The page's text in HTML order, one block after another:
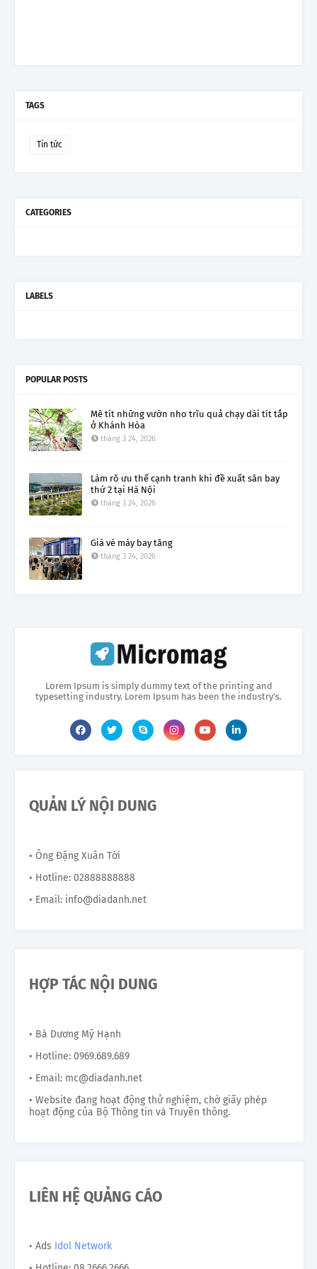
TAGS
Tin tức
CATEGORIES
LABELS
POPULAR POSTS
Mê tít những vườn nho trĩu quả chạy dài tít tắp
ở Khánh Hòa
tháng 3 24, 2026
Làm rõ ưu thế cạnh tranh khi đề xuất sân bay
thứ 2 tại Hà Nội
tháng 3 24, 2026
Giá vé máy bay tăng
tháng 3 24, 2026
Lorem Ipsum is simply dummy text of the printing and
typesetting industry. Lorem Ipsum has been the industry's.
QUẢN LÝ NỘI DUNG
• Ông Đặng Xuân Tới
• Hotline: 02888888888
• Email: info@diadanh.net
HỢP TÁC NỘI DUNG
• Bà Dương Mỹ Hạnh
• Hotline: 0969.689.689
• Email: mc@diadanh.net
• Website đang hoạt động thử nghiệm, chờ giấy phép
hoạt động của Bộ Thông tin và Truyền thông.
LIÊN HỆ QUẢNG CÁO
• Ads Idol Network